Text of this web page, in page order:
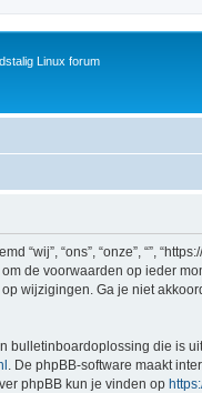
Linux forum
“wij”, “ons”, “onze”, “”,
om de voorwaarden op ieder
wijzigingen. Ga je niet
bulletinboardoplossing die is
. De phpBB-software maakt
phpBB kun je vinden op